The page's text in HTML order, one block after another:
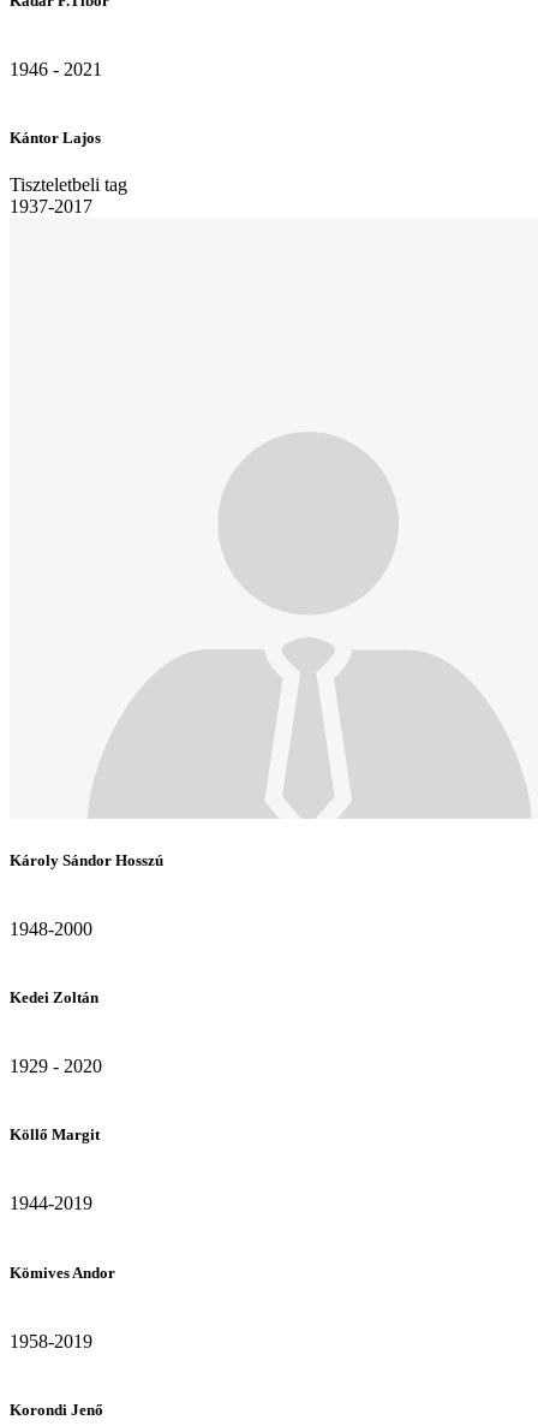
1946 - 2021
Kántor Lajos
Tiszteletbeli tag
1937-2017
Károly Sándor Hosszú
1948-2000
Kedei Zoltán
1929 - 2020
Köllő Margit
1944-2019
Kömives Andor
1958-2019
Korondi Jenő